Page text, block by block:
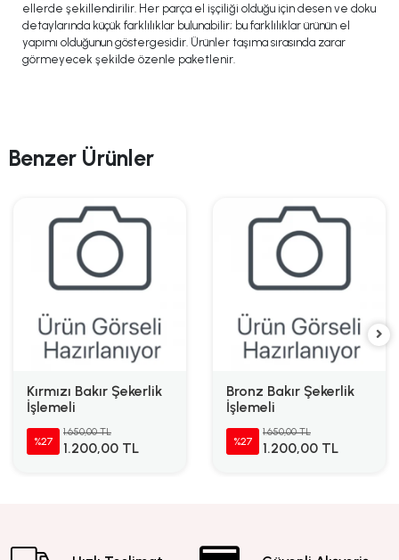
ellerde şekillendirilir. Her parça el işçiliği olduğu için desen ve doku
detaylarında küçük farklılıklar bulunabilir; bu farklılıklar ürünün el
yapımı olduğunun göstergesidir. Ürünler taşıma sırasında zarar
görmeyecek şekilde özenle paketlenir.
Benzer Ürünler
Kırmızı Bakır Şekerlik
İşlemeli
%27
1.650,00 TL
1.200,00 TL
Bronz Bakır Şekerlik
İşlemeli
%27
1.650,00 TL
1.200,00 TL